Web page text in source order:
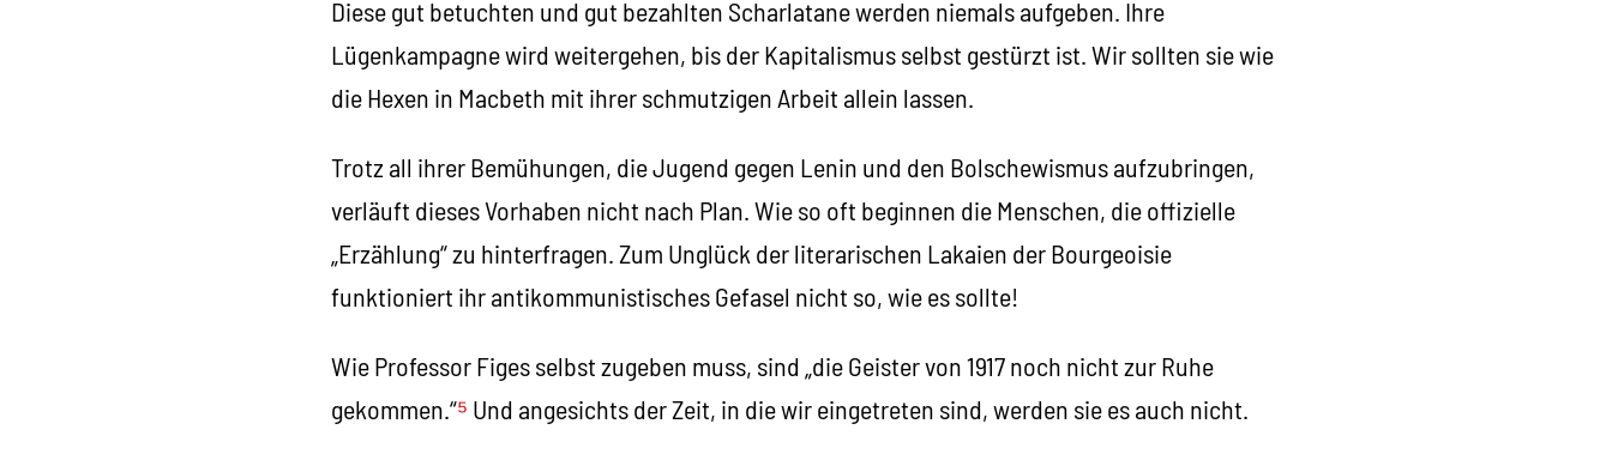
Diese gut betuchten und gut bezahlten Scharlatane werden niemals aufgeben. Ihre
Lügenkampagne wird weitergehen, bis der Kapitalismus selbst gestürzt ist. Wir sollten sie wie
die Hexen in Macbeth mit ihrer schmutzigen Arbeit allein lassen.
Trotz all ihrer Bemühungen, die Jugend gegen Lenin und den Bolschewismus aufzubringen,
verläuft dieses Vorhaben nicht nach Plan. Wie so oft beginnen die Menschen, die offizielle
„Erzählung“ zu hinterfragen. Zum Unglück der literarischen Lakaien der Bourgeoisie
funktioniert ihr antikommunistisches Gefasel nicht so, wie es sollte!
Wie Professor Figes selbst zugeben muss, sind „die Geister von 1917 noch nicht zur Ruhe
gekommen.“⁵ Und angesichts der Zeit, in die wir eingetreten sind, werden sie es auch nicht.